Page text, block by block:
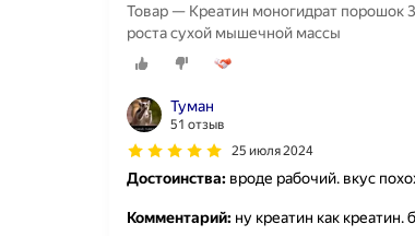
Товар — Креатин моногидрат порошок
роста сухой мышечной массы
Туман
51 отзыв
25 июля 2024
Достоинства: вроде рабочий. вкус
Комментарий: ну креатин как